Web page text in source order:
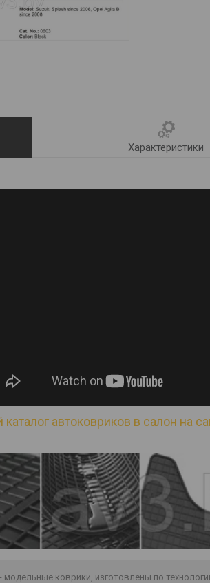
Характеристики
автоковриков в салон на
коврики, изготовлены по